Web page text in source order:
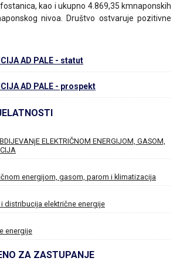
kao i ukupno 4.869,35 kmnaponskih
nivoa. Društvo ostvaruje pozitivne
AD PALE - statut
AD PALE - prospekt
ELEKTRIČNOM ENERGIJOM, GASOM,
energijom, gasom, parom i klimatizacija
distribucija električne energije
energije
ZA ZASTUPANJE